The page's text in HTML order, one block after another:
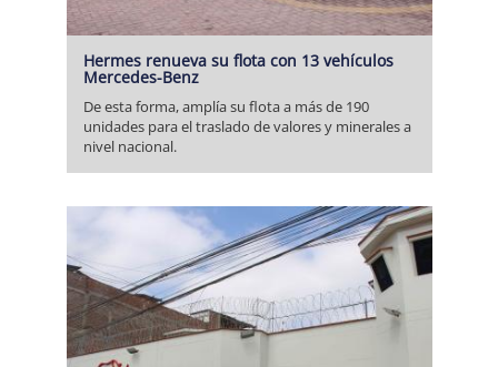
Hermes renueva su flota con 13 vehículos
Mercedes-Benz
De esta forma, amplía su flota a más de 190
unidades para el traslado de valores y minerales a
nivel nacional.